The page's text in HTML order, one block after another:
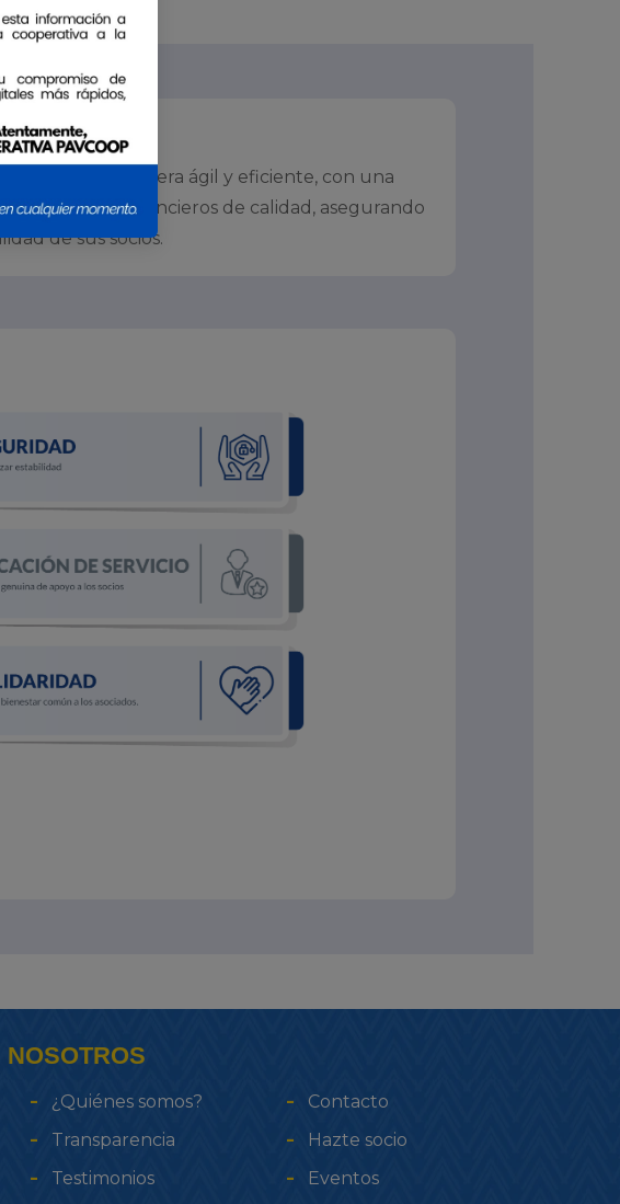
financiera ágil y eficiente, con una
productos financieros de calidad, asegurando
de sus socios.
NOSOTROS
¿Quiénes somos?
Contacto
Transparencia
Hazte socio
Testimonios
Eventos